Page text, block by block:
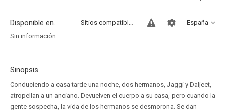
Disponible en... España
Sitios compatibles
Sin información
Sinopsis
Conduciendo a casa tarde una noche, dos hermanos, Jaggi y Daljeet,
atropellan a un anciano. Devuelven el cuerpo a su casa, pero cuando la
gente sospecha, la vida de los hermanos se desmorona. Se dan